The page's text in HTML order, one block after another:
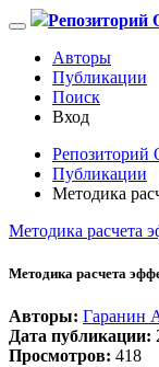
Авторы
Публикации
Поиск
Вход
Публикации
Методика
Методика расчета
Методика расчета
Авторы: Гаранин
Дата публикации:
Просмотров: 418